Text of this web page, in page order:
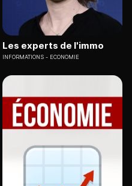
Les experts de l'immo
INFORMATIONS ECONOMIE